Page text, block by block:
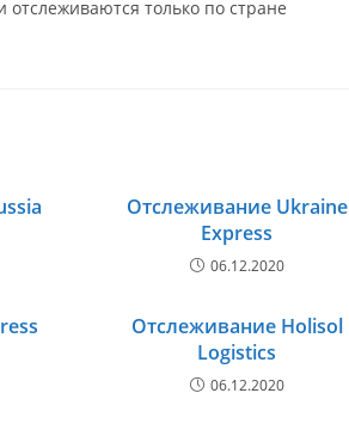
только по стране
Отслеживание Ukraine
Express
06.12.2020
Отслеживание Holisol
Logistics
06.12.2020